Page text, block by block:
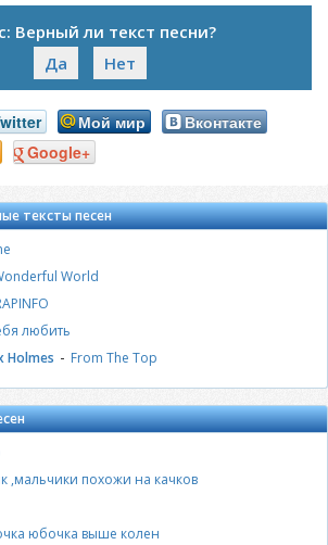
Верный ли текст песни?
Да
Нет
Мой мир
Вконтакте
Google+
тексты песен
World
любить
Holmes - From The Top
,мальчики похожи на качков
юбочка выше колен